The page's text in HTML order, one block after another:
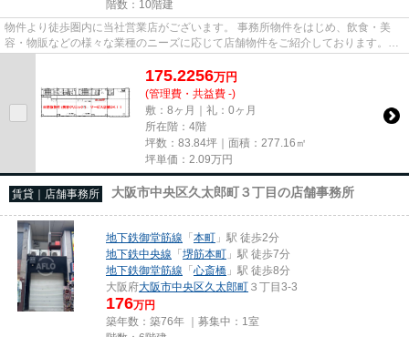
階数：10階建
物件より徒歩圏内に当社営業店がございます。 事務所物件をはじめ、飲食・美
容・物販などの様々な業種のニーズに応じて店舗物件をご紹介しております。
尚、弊社ではおとり広告は一切...
175.2256万円
(管理費・共益費 -)
敷：8ヶ月｜礼：0ヶ月
所在階：4階
坪数：83.84坪｜面積：277.16㎡
坪単価： 2.09万円
賃貸｜店舗事務所 大阪市中央区久太郎町３丁目の店舗事務所
地下鉄御堂筋線 「本町 」駅 徒歩2分
地下鉄中央線 「堺筋本町 」駅 徒歩7分
地下鉄御堂筋線 「心斎橋 」駅 徒歩8分
大阪府大阪市中央区久太郎町 ３丁目3-3
176万円
築年数：築76年 ｜募集中： 1室